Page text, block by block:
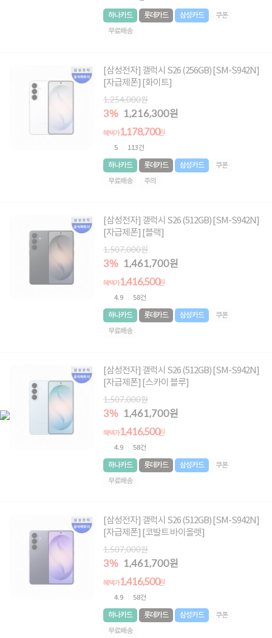
하나카드 롯데카드 삼성카드
쿠폰
무료배송
[삼성전자] 갤럭시 S26 (256GB) [SM-S942N]
[자급제폰] [화이트]
1,254,000원
3% 1,216,300원
혜택가1,178,700원
5 113건
하나카드 롯데카드 삼성카드
쿠폰
무료배송
주의
[삼성전자] 갤럭시 S26 (512GB) [SM-S942N]
[자급제폰] [블랙]
1,507,000원
3% 1,461,700원
혜택가1,416,500원
4.9 58건
하나카드 롯데카드 삼성카드
쿠폰
무료배송
[삼성전자] 갤럭시 S26 (512GB) [SM-S942N]
[자급제폰] [스카이 블루]
1,507,000원
3% 1,461,700원
혜택가1,416,500원
4.9 58건
하나카드 롯데카드 삼성카드
쿠폰
무료배송
[삼성전자] 갤럭시 S26 (512GB) [SM-S942N]
[자급제폰] [코발트 바이올렛]
1,507,000원
3% 1,461,700원
혜택가1,416,500원
4.9 58건
하나카드 롯데카드 삼성카드
쿠폰
무료배송